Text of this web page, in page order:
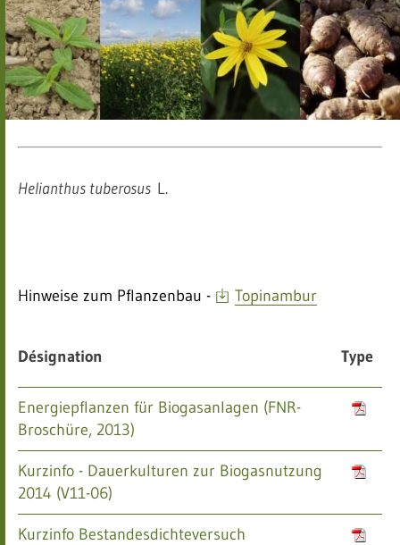
Helianthus tuberosus L.
Hinweise zum Pflanzenbau - Topinambur
Désignation Type
Energiepflanzen für Biogasanlagen (FNR-
Broschüre, 2013)
Kurzinfo - Dauerkulturen zur Biogasnutzung
2014 (V11-06)
Kurzinfo Bestandesdichteversuch